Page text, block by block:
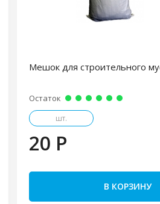
Мешок для строительного
Остаток
шт.
20 P
В КОРЗИНУ